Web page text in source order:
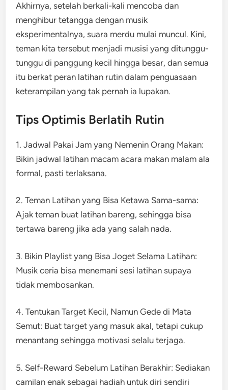
Akhirnya, setelah berkali-kali mencoba dan
menghibur tetangga dengan musik
eksperimentalnya, suara merdu mulai muncul. Kini,
teman kita tersebut menjadi musisi yang ditunggu-
tunggu di panggung kecil hingga besar, dan semua
itu berkat peran latihan rutin dalam penguasaan
keterampilan yang tak pernah ia lupakan.
Tips Optimis Berlatih Rutin
1. Jadwal Pakai Jam yang Nemenin Orang Makan:
Bikin jadwal latihan macam acara makan malam ala
formal, pasti terlaksana.
2. Teman Latihan yang Bisa Ketawa Sama-sama:
Ajak teman buat latihan bareng, sehingga bisa
tertawa bareng jika ada yang salah nada.
3. Bikin Playlist yang Bisa Joget Selama Latihan:
Musik ceria bisa menemani sesi latihan supaya
tidak membosankan.
4. Tentukan Target Kecil, Namun Gede di Mata
Semut: Buat target yang masuk akal, tetapi cukup
menantang sehingga motivasi selalu terjaga.
5. Self-Reward Sebelum Latihan Berakhir: Sediakan
camilan enak sebagai hadiah untuk diri sendiri